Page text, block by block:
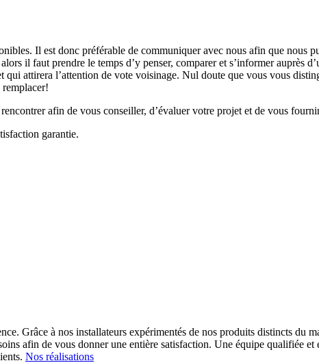
Il est donc préférable de communiquer avec nous afin que nous
il faut prendre le temps d’y penser, comparer et s’informer auprès
attirera l’attention de vote voisinage. Nul doute que vous vous
afin de vous conseiller, d’évaluer votre projet et de vous
garantie.
Grâce à nos installateurs expérimentés de nos produits distincts du
afin de vous donner une entière satisfaction. Une équipe qualifiée et
Nos réalisations